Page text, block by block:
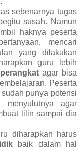
tugas
susah. Namun
haknya peserta
mencari
yang dilakukan
guru lebih
agar bisa
Peserta
punya potensi
agar
lilin sampai dia
harus
baik dalam hal